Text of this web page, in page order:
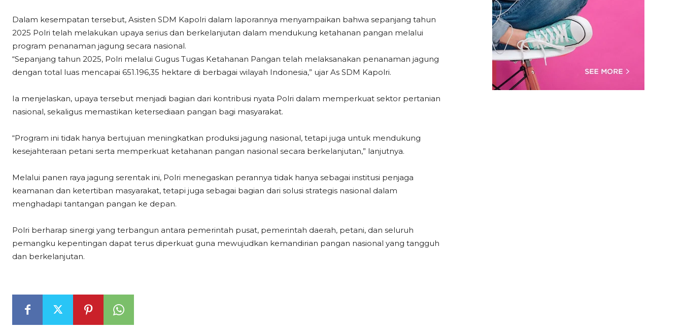
Dalam kesempatan tersebut, Asisten SDM Kapolri dalam laporannya menyampaikan bahwa sepanjang tahun
2025 Polri telah melakukan upaya serius dan berkelanjutan dalam mendukung ketahanan pangan melalui
program penanaman jagung secara nasional.
“Sepanjang tahun 2025, Polri melalui Gugus Tugas Ketahanan Pangan telah melaksanakan penanaman jagung
dengan total luas mencapai 651.196,35 hektare di berbagai wilayah Indonesia,” ujar As SDM Kapolri.
Ia menjelaskan, upaya tersebut menjadi bagian dari kontribusi nyata Polri dalam memperkuat sektor pertanian
nasional, sekaligus memastikan ketersediaan pangan bagi masyarakat.
“Program ini tidak hanya bertujuan meningkatkan produksi jagung nasional, tetapi juga untuk mendukung
kesejahteraan petani serta memperkuat ketahanan pangan nasional secara berkelanjutan,” lanjutnya.
Melalui panen raya jagung serentak ini, Polri menegaskan perannya tidak hanya sebagai institusi penjaga
keamanan dan ketertiban masyarakat, tetapi juga sebagai bagian dari solusi strategis nasional dalam
menghadapi tantangan pangan ke depan.
Polri berharap sinergi yang terbangun antara pemerintah pusat, pemerintah daerah, petani, dan seluruh
pemangku kepentingan dapat terus diperkuat guna mewujudkan kemandirian pangan nasional yang tangguh
dan berkelanjutan.